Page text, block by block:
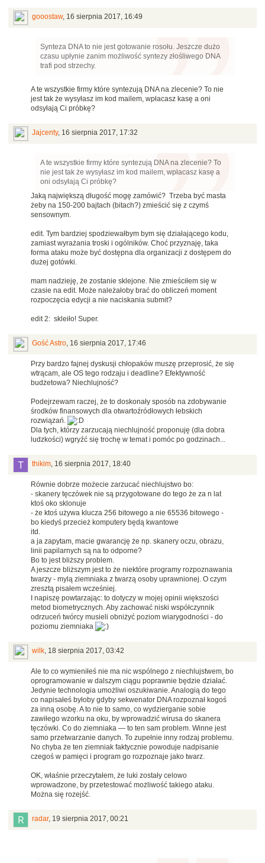
gooostaw, 16 sierpnia 2017, 16:49
Synteza DNA to nie jest gotowanie rosołu. Jeszcze dużo
czasu upłynie zanim możliwość syntezy złośliwego DNA
trafi pod strzechy.
A te wszystkie firmy które syntezują DNA na zlecenie? To nie
jest tak że wysyłasz im kod mailem, wpłacasz kasę a oni
odsyłają Ci próbkę?
Jajcenty, 16 sierpnia 2017, 17:32
A te wszystkie firmy które syntezują DNA na zlecenie? To
nie jest tak że wysyłasz im kod mailem, wpłacasz kasę a
oni odsyłają Ci próbkę?
Jaką największą długość mogę zamówić? Trzeba być masta
żeby na 150-200 bajtach (bitach?) zmieścić się z czymś
sensownym.
edit. Tym bardziej spodziewałbym bym się działającego kodu,
zamiast wyrażania troski i ogólników. Choć przyznaję, taka
forma ataku może być dostępna dla organizacji z dostępem do
dużej gotówki.
mam nadzieję, że zostanie sklejone. Nie zmieściłem się w
czasie na edit. Może należałoby brać do obliczeń moment
rozpoczęcia edycji a nie naciskania submit?
edit 2: skleiło! Super.
Gość Astro, 16 sierpnia 2017, 17:46
Przy bardzo fajnej dyskusji chłopaków muszę przeprosić, że się
wtrącam, ale OS tego rodzaju i deadline? Efektywność
budżetowa? Niechlujność?
Podejrzewam raczej, że to doskonały sposób na zdobywanie
środków finansowych dla otwartoźródłowych łebskich
rozwiązań.
Dla tych, którzy zarzucają niechlujność proponuję (dla dobra
ludzkości) wgryźć się trochę w temat i pomóc po godzinach...
thikim, 16 sierpnia 2017, 18:40
Równie dobrze możecie zarzucać niechlujstwo bo:
- skanery tęczówek nie są przygotowane do tego że za n lat
ktoś oko sklonuje
- że ktoś używa klucza 256 bitowego a nie 65536 bitowego -
bo kiedyś przecież komputery będą kwantowe
itd.
a ja zapytam, macie gwarancję że np. skanery oczu, obrazu,
linii papilarnych są na to odporne?
Bo to jest bliższy problem.
A jeszcze bliższym jest to że niektóre programy rozpoznawania
twarzy - mylą ziemniaka z twarzą osoby uprawnionej. O czym
zresztą pisałem wcześniej.
I napiszę powtarzając: to dotyczy w mojej opinii większości
metod biometrycznych. Aby zachować niski współczynnik
odrzuceń twórcy musieli obniżyć poziom wiarygodności - do
poziomu ziemniaka
wilk, 18 sierpnia 2017, 03:42
Ale to co wymieniłeś nie ma nic wspólnego z niechlujstwem, bo
oprogramowanie w dalszym ciągu poprawnie będzie działać.
Jedynie technologia umożliwi oszukiwanie. Analogią do tego
co napisałeś byłoby gdyby sekwenator DNA rozpoznał kogoś
za inną osobę. A to nie to samo, co wydzierganie sobie
zawiłego wzorku na oku, by wprowadzić wirusa do skanera
tęczówki. Co do ziemniaka — to ten sam problem. Winne jest
samo przetwarzanie danych. To zupełnie inny rodzaj problemu.
No chyba że ten ziemniak faktycznie powoduje nadpisanie
czegoś w pamięci i program go rozpoznaje jako twarz.
OK, właśnie przeczytałem, że luki zostały celowo
wprowadzone, by przetestować możliwość takiego ataku.
Można się rozejść.
radar, 19 sierpnia 2017, 00:21